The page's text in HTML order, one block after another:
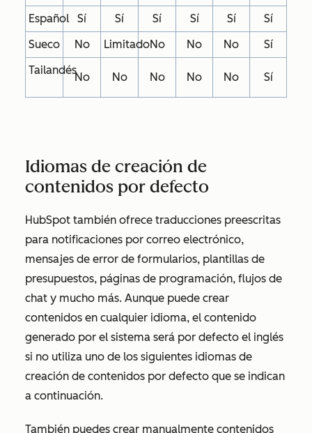
Español Sí Sí Sí Sí Sí
Sí
Sueco
No LimitadoNo No No
Sí
Tailandés
No No No No No Sí
Idiomas de creación de
contenidos por defecto
HubSpot también ofrece traducciones preescritas
para notificaciones por correo electrónico,
mensajes de error de formularios, plantillas de
presupuestos, páginas de programación, flujos de
chat y mucho más. Aunque puede crear
contenidos en cualquier idioma, el contenido
generado por el sistema será por defecto el inglés
si no utiliza uno de los siguientes idiomas de
creación de contenidos por defecto que se indican
a continuación.
También puedes crear manualmente contenidos